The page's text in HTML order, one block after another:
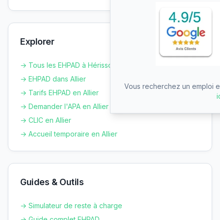
Explorer
→ Tous les EHPAD à Hérisson
→ EHPAD dans Allier
→ Tarifs EHPAD en Allier
→ Demander l'APA en Allier
→ CLIC en Allier
→ Accueil temporaire en Allier
Guides & Outils
→ Simulateur de reste à charge
Vous recherchez un emploi